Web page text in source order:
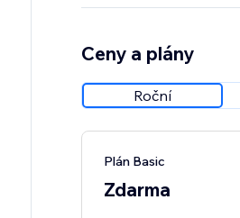
Ceny a plány
Roční
Plán Basic
Zdarma